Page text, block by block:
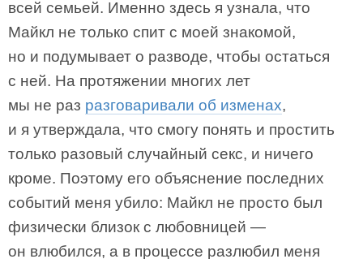
всей семьей. Именно здесь я узнала, что
Майкл не только спит с моей знакомой,
но и подумывает о разводе, чтобы остаться
с ней. На протяжении многих лет
мы не раз разговаривали об изменах,
и я утверждала, что смогу понять и простить
только разовый случайный секс, и ничего
кроме. Поэтому его объяснение последних
событий меня убило: Майкл не просто был
физически близок с любовницей —
он влюбился, а в процессе разлюбил меня